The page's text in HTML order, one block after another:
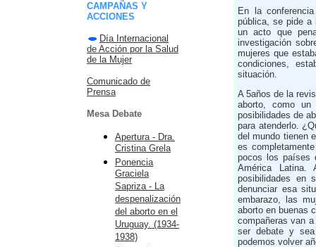
CAMPAÑAS Y
ACCIONES
Día Internacional
de Acción por la Salud
de la Mujer
Comunicado de
Prensa
Mesa Debate
Apertura - Dra.
Cristina Grela
Ponencia
Graciela
Sapriza - La
despenalización
del aborto en el
Uruguay. (1934-
1938)
En la
pública, se pide a
un acto que
investigación
mujeres que
condiciones,
situación.
A 5años de la
aborto, como
posibilidades de
para atenderlo.
del mundo tienen
es
pocos los países
América Latina.
posibilidades en
denunciar esa
embarazo, las
aborto en buenas
compañeras van
ser debate y
podemos volver